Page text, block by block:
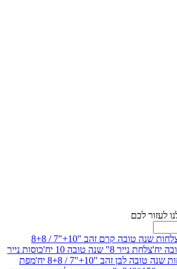
סט צלחות שנה טובה קרם זהב "10+"7 / 8+8
טובה 10 יח'
כוסות נייר
/ 8+8 יח'
מפת